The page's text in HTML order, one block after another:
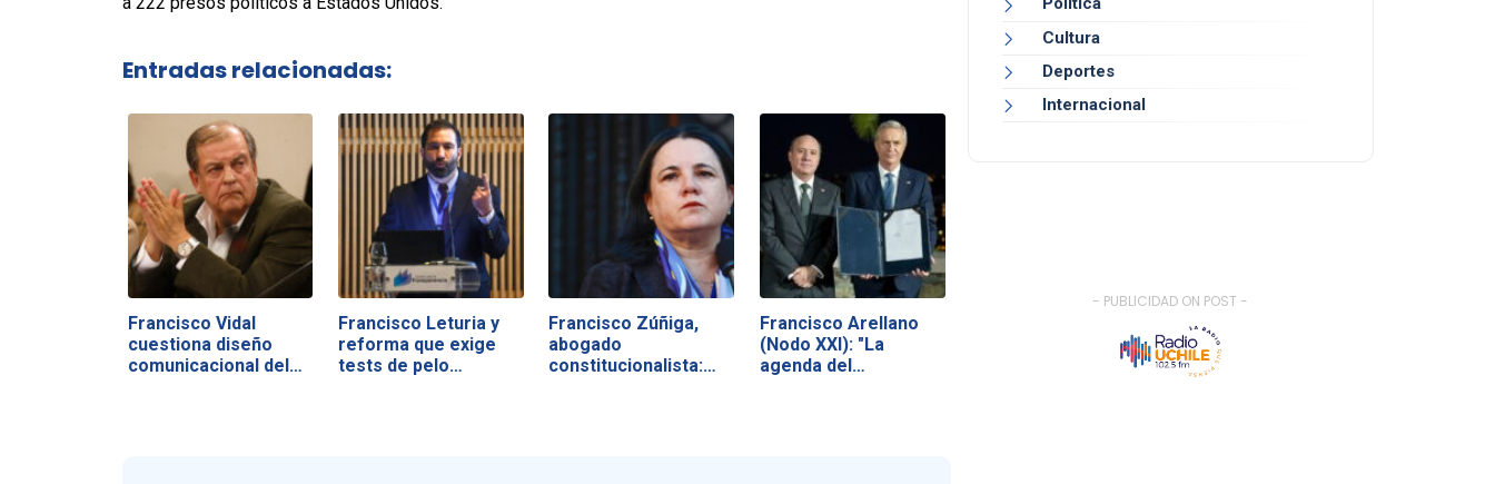
Entradas relacionadas:
Francisco Vidal
cuestiona diseño
comunicacional del…
Francisco Leturia y
reforma que exige
tests de pelo…
Francisco Zúñiga,
abogado
constitucionalista:
Francisco Arellano
(Nodo XXI): "La
agenda del…
Cultura
Deportes
Internacional
- PUBLICIDAD ON POST -